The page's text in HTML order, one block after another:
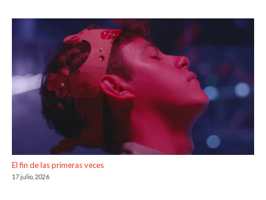
El fin de las primeras veces
17 julio, 2026